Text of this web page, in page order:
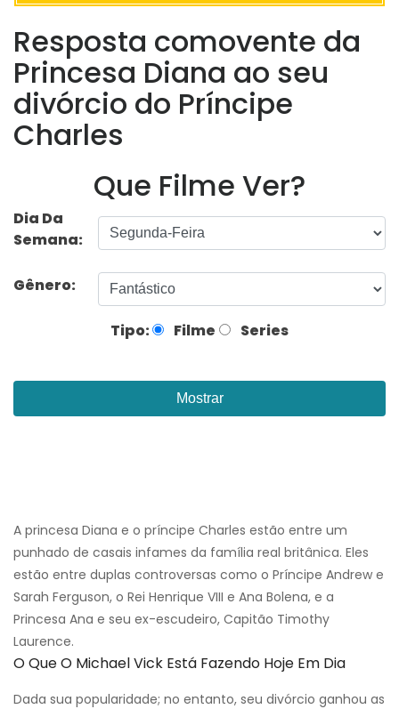
Resposta comovente da
Princesa Diana ao seu
divórcio do Príncipe
Charles
Que Filme Ver?
Dia Da
Semana:
Gênero:
Tipo: Filme Series
Mostrar
A princesa Diana e o príncipe Charles estão entre um
punhado de casais infames da família real britânica. Eles
estão entre duplas controversas como o Príncipe Andrew e
Sarah Ferguson, o Rei Henrique VIII e Ana Bolena, e a
Princesa Ana e seu ex-escudeiro, Capitão Timothy
Laurence.
O Que O Michael Vick Está Fazendo Hoje Em Dia
Dada sua popularidade; no entanto, seu divórcio ganhou as